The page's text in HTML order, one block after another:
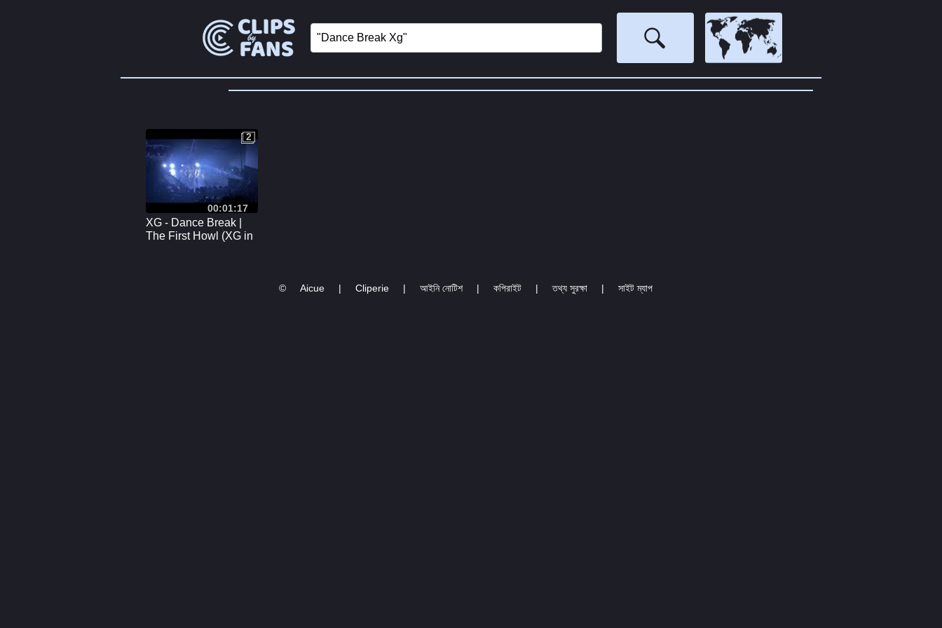
00:01:17
2
2
XG - Dance Break |
The First Howl (XG in
© Aicue | Cliperie | আইনি নোটিশ | কপিরাইট | তথ্য সুরক্ষা | সাইট ম্যাপ